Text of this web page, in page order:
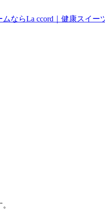
ならLa ccord｜健康スイー